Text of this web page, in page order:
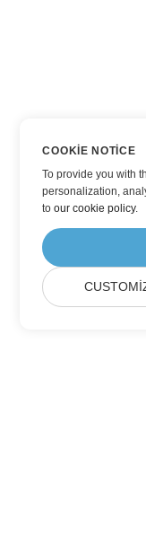
COOKIE NOTICE
To provide you with
personalization,
toour cookie policy.